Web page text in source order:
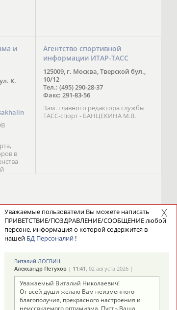
и
К.
в
член
Агентство спортивной
информации ИТАР-ТАСС
125009, г. Москва, Тверской бул.,
10/12
Тел.: (495) 290-28-37
Факс: 291-83-56
Зам. главного редактора службы
ТАСС-спорт - БАНЦЕКИНА М.В.
996
Уважаемые пользователи Вы можете написать
ПРИВЕТСТВИЕ/ПОЗДРАВЛЕНИЕ/СООБЩЕНИЕ любой
персоне, информация о которой содержится в
нашей БД Персоналий !
Виталий ЛОГВИН
Александр Петухов | 11:41, 02 августа 2026 |
Уважаемый Виталий Николаевич!
От всей души желаю Вам неизменного
благополучия, прекрасного настроения и
неиссякаемого оптимизма. Пусть Ваша